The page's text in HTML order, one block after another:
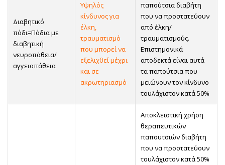
Διαβητικό
πόδι=Πόδια με
διαβητική
νευροπάθεια/
αγγειοπάθεια
Υψηλός
κίνδυνος για
έλκη,
τραυματισμό
που μπορεί να
εξελιχθεί μέχρι
και σε
ακρωτηριασμό
παπούτσια διαβήτη
που να προστατεύουν
από έλκη/
τραυματισμούς.
Επιστημονικά
αποδεκτά είναι αυτά
τα παπούτσια που
μειώνουν τον κίνδυνο
τουλάχιστον κατά 50%
Αποκλειστική χρήση
θεραπευτικών
παπουτσιών διαβήτη
που να προστατεύουν
τουλάχιστον κατά 50%